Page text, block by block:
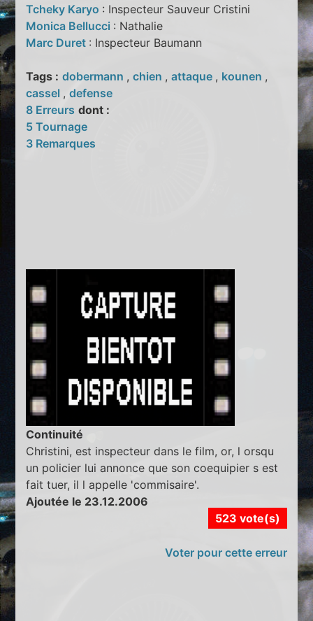
Tcheky Karyo : Inspecteur Sauveur Cristini
Monica Bellucci : Nathalie
Marc Duret : Inspecteur Baumann
Tags : dobermann ,chien ,attaque , kounen ,
cassel ,defense
8 Erreurs dont :
5 Tournage
3 Remarques
Continuité
Christini, est inspecteur dans le film, or, l orsqu
un policier lui annonce que son coequipier s est
fait tuer, il l appelle 'commisaire'.
Ajoutée le 23.12.2006
523 vote(s)
Voter pour cette erreur